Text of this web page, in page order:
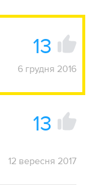
13
6 грудня 2016
13
12 вересня 2017